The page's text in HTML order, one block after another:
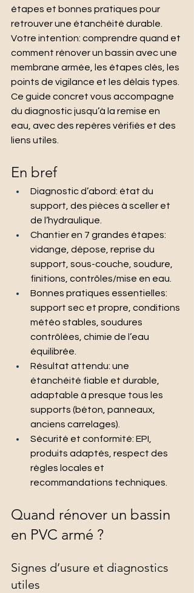
étapes et bonnes pratiques pour
retrouver une étanchéité durable.
Votre intention: comprendre quand et
comment rénover un bassin avec une
membrane armée, les étapes clés, les
points de vigilance et les délais types.
Ce guide concret vous accompagne
du diagnostic jusqu’à la remise en
eau, avec des repères vérifiés et des
liens utiles.
En bref
Diagnostic d’abord: état du
support, des pièces à sceller et
de l’hydraulique.
Chantier en 7 grandes étapes:
vidange, dépose, reprise du
support, sous-couche, soudure,
finitions, contrôles/mise en eau.
Bonnes pratiques essentielles:
support sec et propre, conditions
météo stables, soudures
contrôlées, chimie de l’eau
équilibrée.
Résultat attendu: une
étanchéité fiable et durable,
adaptable à presque tous les
supports (béton, panneaux,
anciens carrelages).
Sécurité et conformité: EPI,
produits adaptés, respect des
règles locales et
recommandations techniques.
Quand rénover un bassin
en PVC armé ?
Signes d’usure et diagnostics
utiles